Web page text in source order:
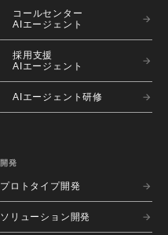
コールセンター
AIエージェント
採用支援
AIエージェント
AIエージェント研修
開発
プロトタイプ開発
ソリューション開発